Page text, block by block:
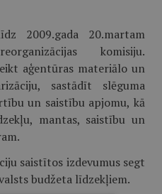
2009.gada 20.martam
komisiju.
aģentūras materiālo un
sastādīt slēguma
un saistību apjomu, kā
mantas, saistību un
saistītos izdevumus segt
budžeta līdzekļiem.